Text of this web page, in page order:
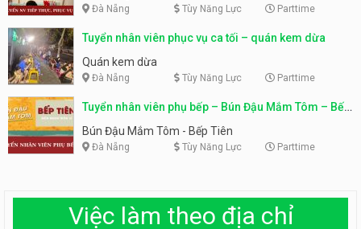
Đà Nẵng Tùy Năng Lực Parttime
Tuyển nhân viên phục vụ ca tối – quán kem dừa
Quán kem dừa
Đà Nẵng Tùy Năng Lực Parttime
Tuyển nhân viên phụ bếp – Bún Đậu Mắm Tôm – Bếp
Tiên
Bún Đậu Mắm Tôm - Bếp Tiên
Đà Nẵng Tùy Năng Lực Parttime
Việc làm theo địa chỉ